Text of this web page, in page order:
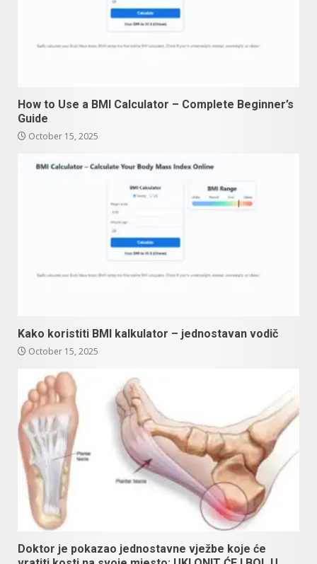
How to Use a BMI Calculator – Complete Beginner’s
Guide
October 15, 2025
Kako koristiti BMI kalkulator – jednostavan vodič
October 15, 2025
Doktor je pokazao jednostavne vježbe koje će